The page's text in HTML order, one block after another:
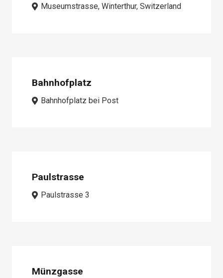
Museumstrasse, Winterthur, Switzerland
Bahnhofplatz
Bahnhofplatz bei Post
Paulstrasse
Paulstrasse 3
Münzgasse